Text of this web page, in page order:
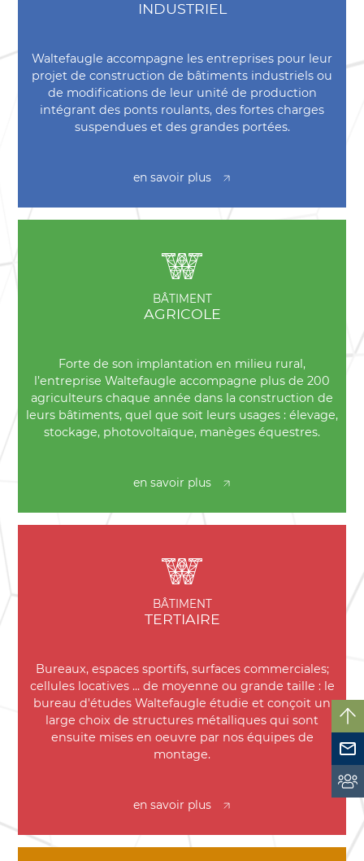
INDUSTRIEL
Waltefaugle accompagne les entreprises pour leur
projet de construction de bâtiments industriels ou
de modifications de leur unité de production
intégrant des ponts roulants, des fortes charges
suspendues et des grandes portées.
en savoir plus
BÂTIMENT
AGRICOLE
Forte de son implantation en milieu rural,
l’entreprise Waltefaugle accompagne plus de 200
agriculteurs chaque année dans la construction de
leurs bâtiments, quel que soit leurs usages : élevage,
stockage, photovoltaïque, manèges équestres.
en savoir plus
BÂTIMENT
TERTIAIRE
Bureaux, espaces sportifs, surfaces commerciales;
cellules locatives ... de moyenne ou grande taille : le
bureau d'études Waltefaugle étudie et conçoit un
large choix de structures métalliques qui sont
ensuite mises en oeuvre par nos équipes de
montage.
en savoir plus